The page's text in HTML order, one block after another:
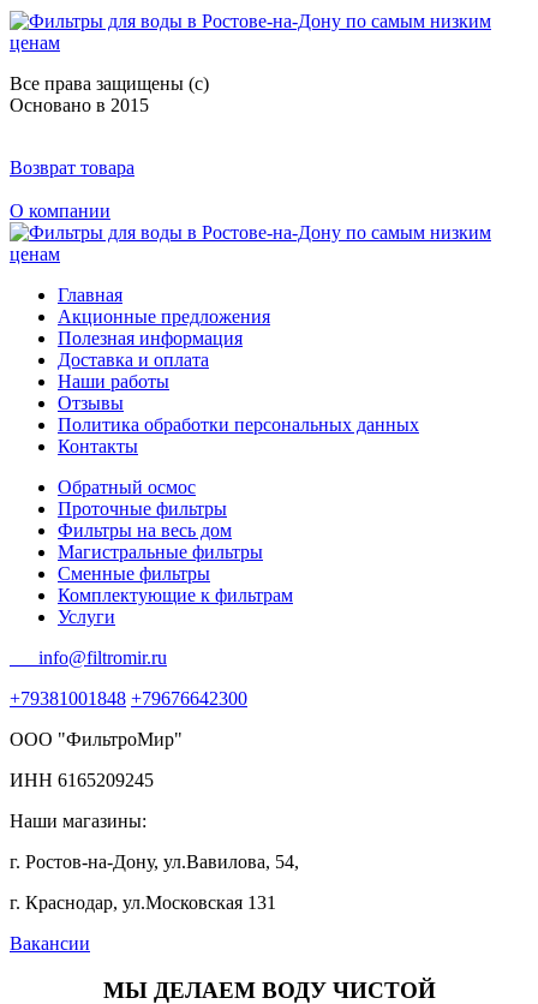
Все права защищены (с)
Основано в 2015
Возврат товара
О компании
Главная
Акционные предложения
Полезная информация
Доставка и оплата
Наши работы
Отзывы
Политика обработки персональных данных
Контакты
Обратный осмос
Проточные фильтры
Фильтры на весь дом
Магистральные фильтры
Сменные фильтры
Комплектующие к фильтрам
Услуги
info@filtromir.ru
+79381001848 +79676642300
ООО "ФильтроМир"
ИНН 6165209245
Наши магазины:
г. Ростов-на-Дону, ул.Вавилова, 54,
г. Краснодар, ул.Московская 131
Вакансии
МЫ ДЕЛАЕМ ВОДУ ЧИСТОЙ